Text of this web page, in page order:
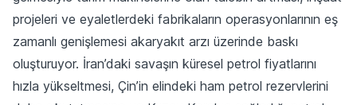
projeleri ve eyaletlerdeki fabrikaların operasyonlarının eş
zamanlı genişlemesi akaryakıt arzı üzerinde baskı
oluşturuyor. İran’daki savaşın küresel petrol fiyatlarını
hızla yükseltmesi, Çin’in elindeki ham petrol rezervlerini